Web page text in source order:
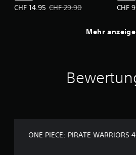
CHF 14.95
Angebotspreis: CHF 14.95
CHF 29.90 CHF
Mehr
ONE PIECE: PIRATE